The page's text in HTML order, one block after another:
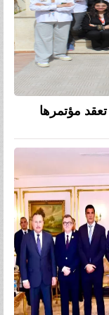
تعقد مؤتمرها